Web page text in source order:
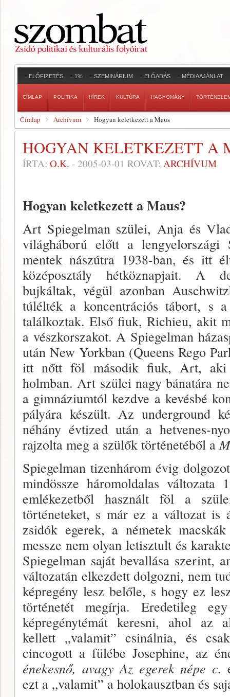
ELŐFIZETÉS 1% SZEMINÁRIUM ELŐADÁS MÉDIAAJÁNLAT
CÍMLAP POLITIKA HÍREK KULTÚRA HAGYOMÁNY
Címlap Archívum Hogyan keletkezett a Maus
HOGYAN KELETKEZETT A
ÍRTA: O.K. - 2005-03-01 ROVAT: ARCHÍVUM
Hogyan keletkezett a Maus?
Art Spiegelman szülei, Anja és
világháború előtt a lengyelországi
mentek nászútra 1938-ban, és itt
középosztály hétköznapjait. A
bujkáltak, végül azonban
túlélték a koncentrációs tábort, s
találkoztak. Első fiuk, Richieu, akit
a vészkorszakot. A Spi­egelman
után New Yorkban (Queens Rego
itt nőtt föl második fiuk, Art, aki
holmban. Art szülei nagy bánatára
a gimnáziumtól kezdve a kevésbé
pályára készült. Az underground
néhány évtized után a hetve­nes-
rajzolta meg a szülők történetéből a
Spiegelman tizenhárom évig
mindössze háromoldalas változata
emlékezetből használt föl a
történeteket, s már ez a változat is
zsidók egerek, a németek
messze nem olyan le­tisztult és
Spiegelman saját bevallása szerint,
válto­zatán elkezdett dolgozni, nem
képregény lesz belőle, s hogy ez
történetét megírja. Eredetileg
képregénytémát keresni, ahol az
kellett „valamit” csinálnia, és
cincogott a fülébe Josephine, az
énekesnő, avagy Az egerek népe c.
ezt a „valamit” a holokausztban és